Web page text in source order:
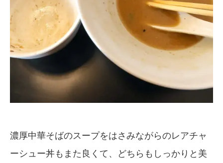
濃厚中華そばのスープをはさみながらのレアチャ
ーシュー丼もまた良くて、どちらもしっかりと美